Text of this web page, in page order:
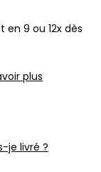
9 ou 12x dès
plus
je livré ?